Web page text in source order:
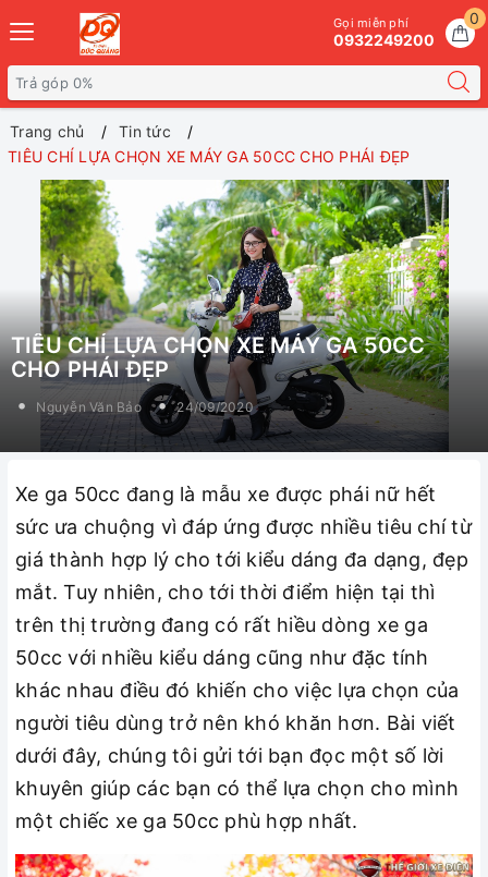
0
Gọi miễn phí
0932249200
Trang chủ
Tin tức
TIÊU CHÍ LỰA CHỌN XE MÁY GA 50CC CHO PHÁI ĐẸP
TIÊU CHÍ LỰA CHỌN XE MÁY GA 50CC
CHO PHÁI ĐẸP
Nguyễn Văn Bảo 24/09/2020
Xe ga 50cc đang là mẫu xe được phái nữ hết
sức ưa chuộng vì đáp ứng được nhiều tiêu chí từ
giá thành hợp lý cho tới kiểu dáng đa dạng, đẹp
mắt. Tuy nhiên, cho tới thời điểm hiện tại thì
trên thị trường đang có rất hiều dòng xe ga
50cc với nhiều kiểu dáng cũng như đặc tính
khác nhau điều đó khiến cho việc lựa chọn của
người tiêu dùng trở nên khó khăn hơn. Bài viết
dưới đây, chúng tôi gửi tới bạn đọc một số lời
khuyên giúp các bạn có thể lựa chọn cho mình
một chiếc xe ga 50cc phù hợp nhất.